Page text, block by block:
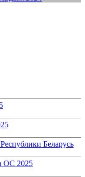
Беларусь
ОС 2025